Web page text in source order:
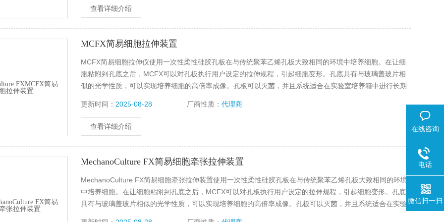
查看详细介绍
MCFX简易细胞拉伸装置
MCFX简易细胞拉伸仪使用一次性柔性硅胶孔板在与传统聚苯乙烯孔板大致相同的环境中培养细胞。在让细
胞粘附到孔底之后，MCFX可以对孔板执行用户设定的拉伸规程，引起细胞变形。孔底具有与玻璃盖玻片相
似的光学性质，可以实现培养细胞的高倍率成像。孔板可以灭菌，并且系统适合在实验室培养箱中进行长期
更新时间： 2025-08-28 厂商性质：代理商
查看详细介绍
MechanoCulture FX简易细胞牵张拉伸装置
MechanoCulture FX简易细胞牵张拉伸装置使用一次性柔性硅胶孔板在与传统聚苯乙烯孔板大致相同的环境
中培养细胞。在让细胞粘附到孔底之后，MCFX可以对孔板执行用户设定的拉伸规程，引起细胞变形。孔底
具有与玻璃盖玻片相似的光学性质，可以实现培养细胞的高倍率成像。孔板可以灭菌，并且系统适合在实验
在线咨询
电话
微信扫一扫